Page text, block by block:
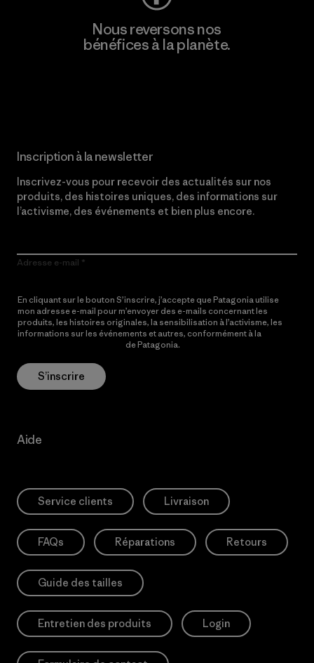
Nous reversons nos
bénéfices à la planète.
Inscription à la newsletter
Inscrivez-vous pour recevoir des actualités sur nos
produits, des histoires uniques, des informations sur
l’activisme, des événements et bien plus encore.
Adresse e-mail
En cliquant sur le bouton S’inscrire, j’accepte que Patagonia utilise
mon adresse e-mail pour m’envoyer des e-mails concernant les
produits, les histoires originales, la sensibilisation à l’activisme, les
informations sur les événements et autres, conformément à la
de Patagonia.
S’inscrire
Aide
Service clients Livraison
FAQs Réparations Retours
Guide des tailles
Entretien des produits Login